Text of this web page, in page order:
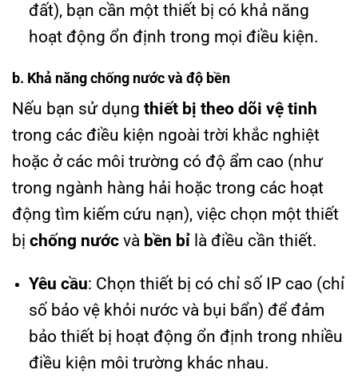
đất), bạn cần một thiết bị có khả năng
hoạt động ổn định trong mọi điều kiện.
b. Khả năng chống nước và độ bền
Nếu bạn sử dụng thiết bị theo dõi vệ tinh
trong các điều kiện ngoài trời khắc nghiệt
hoặc ở các môi trường có độ ẩm cao (như
trong ngành hàng hải hoặc trong các hoạt
động tìm kiếm cứu nạn), việc chọn một thiết
bị chống nước và bền bỉ là điều cần thiết.
Yêu cầu: Chọn thiết bị có chỉ số IP cao (chỉ
số bảo vệ khỏi nước và bụi bẩn) để đảm
bảo thiết bị hoạt động ổn định trong nhiều
điều kiện môi trường khác nhau.